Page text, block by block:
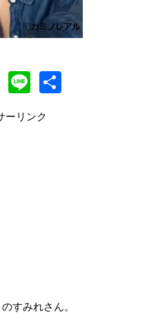
T
Li
e
共
ーリンク
すみれさん。